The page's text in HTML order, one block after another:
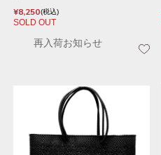
¥8,250 税込
SOLD OUT
再入荷お知らせ